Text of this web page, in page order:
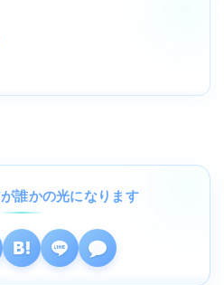
誰かの光になります